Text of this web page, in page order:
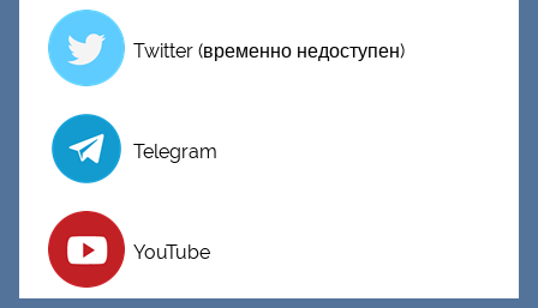
Twitter (временно недоступен)
Telegram
YouTube